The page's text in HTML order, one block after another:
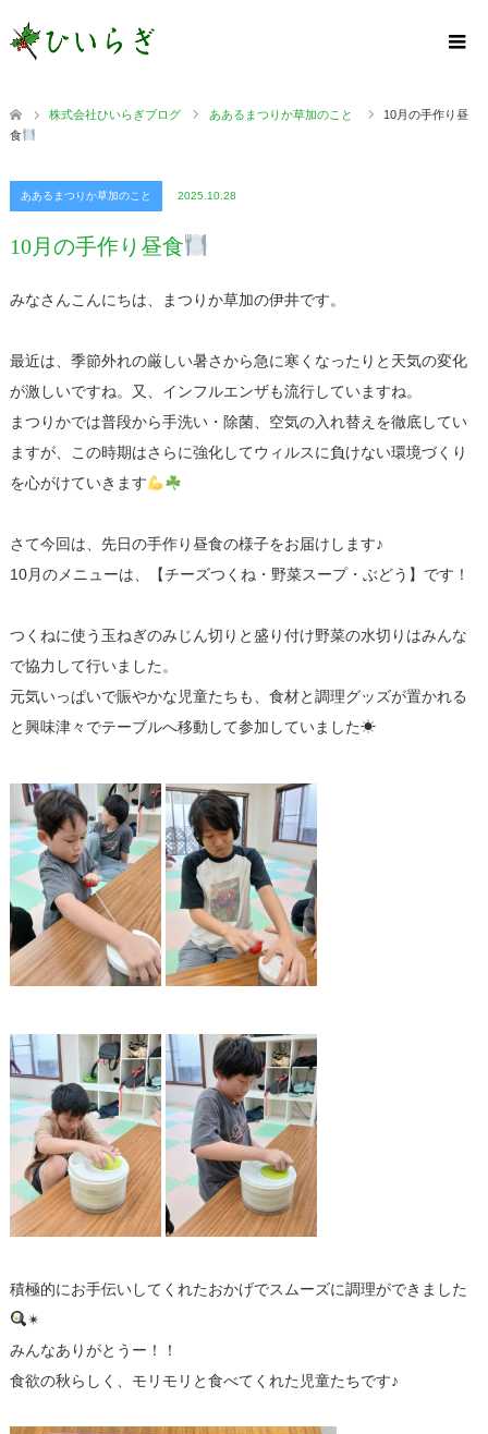
株式会社ひいらぎブログ ああるまつりか草加のこと
10月の手作り昼
食
ああるまつりか草加のこと 2025.10.28
10月の手作り昼食
みなさんこんにちは、まつりか草加の伊井です。
最近は、季節外れの厳しい暑さから急に寒くなったりと天気の変化
が激しいですね。又、インフルエンザも流行していますね。
まつりかでは普段から手洗い・除菌、空気の入れ替えを徹底してい
ますが、この時期はさらに強化してウィルスに負けない環境づくり
を心がけていきます
さて今回は、先日の手作り昼食の様子をお届けします♪
10月のメニューは、【チーズつくね・野菜スープ・ぶどう】です！
つくねに使う玉ねぎのみじん切りと盛り付け野菜の水切りはみんな
で協力して行いました。
元気いっぱいで賑やかな児童たちも、食材と調理グッズが置かれる
と興味津々でテーブルへ移動して参加していました☀︎
積極的にお手伝いしてくれたおかげでスムーズに調理ができました
✴︎
みんなありがとうー！！
食欲の秋らしく、モリモリと食べてくれた児童たちです♪